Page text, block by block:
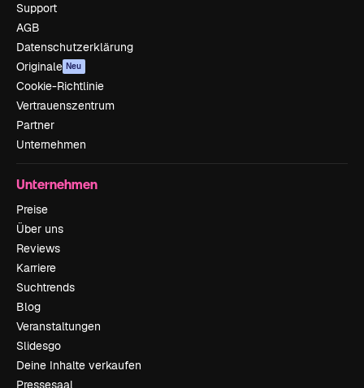
Support
AGB
Datenschutzerklärung
Originale Neu
Cookie-Richtlinie
Vertrauenszentrum
Partner
Unternehmen
Unternehmen
Preise
Über uns
Reviews
Karriere
Suchtrends
Blog
Veranstaltungen
Slidesgo
Deine Inhalte verkaufen
Pressesaal